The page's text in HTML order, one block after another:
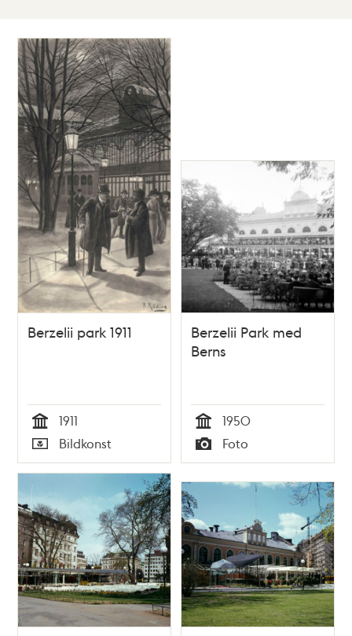
ListaKarta
träffar
Berzelii park 1911
Tid
1911
Typ
Bildkonst
Berzelii Park med
Berns
Tid
1950
Typ
Foto